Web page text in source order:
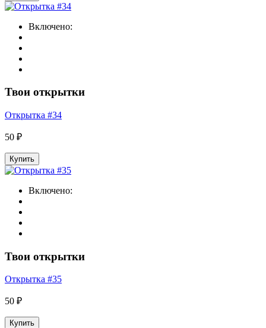
Включено:
Твои открытки
Открытка #34
50 ₽
Купить
Включено:
Твои открытки
Открытка #35
50 ₽
Купить